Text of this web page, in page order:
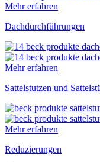
Mehr erfahren
Dachdurchführungen
Mehr erfahren
Sattelstutzen und
Mehr erfahren
Reduzierungen